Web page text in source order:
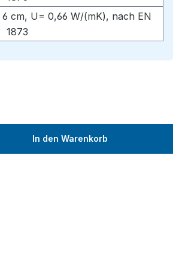
cm, U= 0,66 W/(mK), nach EN
1873
den gewünschten Wert
In den Warenkorb